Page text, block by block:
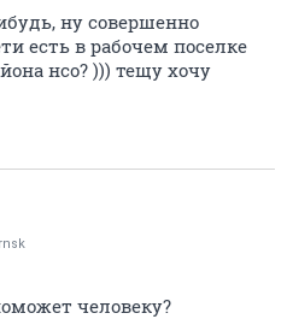
ну совершенно
есть в рабочем поселке
нсо? ))) тещу хочу
человеку?